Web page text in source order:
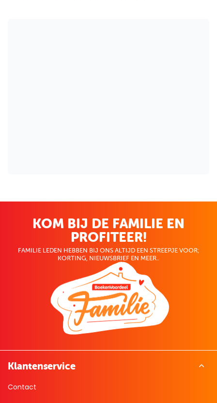
KOM BIJ DE FAMILIE EN
PROFITEER!
FAMILIE LEDEN HEBBEN BIJ ONS ALTIJD EEN STREEPJE VOOR;
KORTING, NIEUWSBRIEF EN MEER..
Klantenservice
Contact